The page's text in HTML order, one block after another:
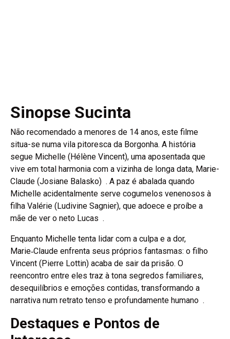
Sinopse Sucinta
Não recomendado a menores de 14 anos, este filme
situa-se numa vila pitoresca da Borgonha. A história
segue Michelle (Hélène Vincent), uma aposentada que
vive em total harmonia com a vizinha de longa data, Marie-
Claude (Josiane Balasko) . A paz é abalada quando
Michelle acidentalmente serve cogumelos venenosos à
filha Valérie (Ludivine Sagnier), que adoece e proíbe a
mãe de ver o neto Lucas .
Enquanto Michelle tenta lidar com a culpa e a dor,
Marie‑Claude enfrenta seus próprios fantasmas: o filho
Vincent (Pierre Lottin) acaba de sair da prisão. O
reencontro entre eles traz à tona segredos familiares,
desequilíbrios e emoções contidas, transformando a
narrativa num retrato tenso e profundamente humano .
Destaques e Pontos de